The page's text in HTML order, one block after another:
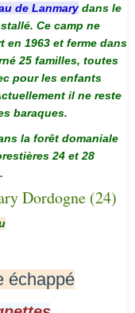
de Lanmarydans le
Ce camp ne
1963 et ferme dans
25 familles, toutes
pour les enfants
il ne reste
baraques.
la forêt domaniale
24 et 28
échappé